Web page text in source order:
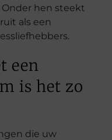
hen steekt
als een
een
is het zo
die uw